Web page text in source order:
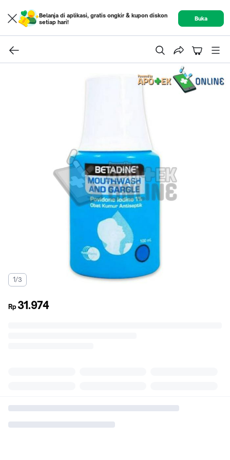
Belanja di aplikasi, gratis ongkir & kupon diskon
setiap hari!
Buka
1/3
Rp 31.974